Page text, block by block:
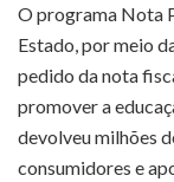
O programa Nota
Estado, por meio
pedido da nota
promover a
devolveu milhões
consumidores e